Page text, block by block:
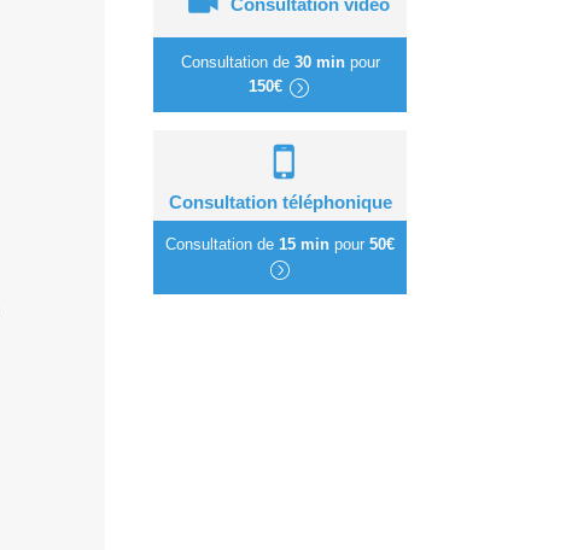
Consultation vidéo
Consultation de 30 minpour
150€
Consultation téléphonique
Consultation de 15 min pour 50€